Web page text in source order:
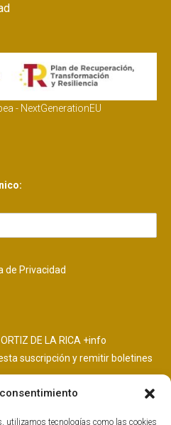
utilizamos tecnologías como las cookies
- NextGenerationEU
de Privacidad
DE LA RICA +info
suscripción y remitir boletines
del interesado+info